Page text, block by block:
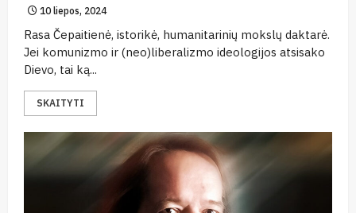
10 liepos, 2024
Rasa Čepaitienė, istorikė, humanitarinių mokslų daktarė.
Jei komunizmo ir (neo)liberalizmo ideologijos atsisako
Dievo, tai ką...
SKAITYTI